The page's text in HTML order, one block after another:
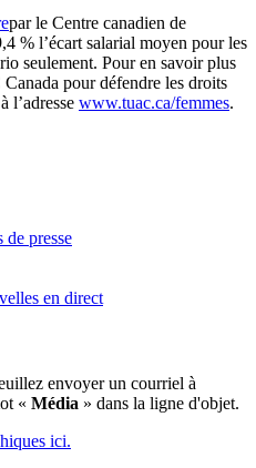
par le Centre canadien de
% l’écart salarial moyen pour les
seulement. Pour en savoir plus
pour défendre les droits
l’adresse www.tuac.ca/femmes.
de presse
en direct
envoyer un courriel à
« Média » dans la ligne d'objet.
ici.